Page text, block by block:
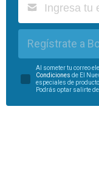
Regístrate a
Al someter tu correo
Condiciones de El
especiales de
Podrás optar salirte